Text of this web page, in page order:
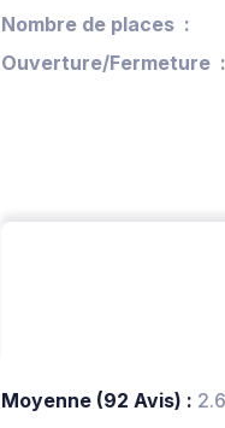
Nombre de places
Ouverture/Fermeture
Moyenne (92 Avis) :